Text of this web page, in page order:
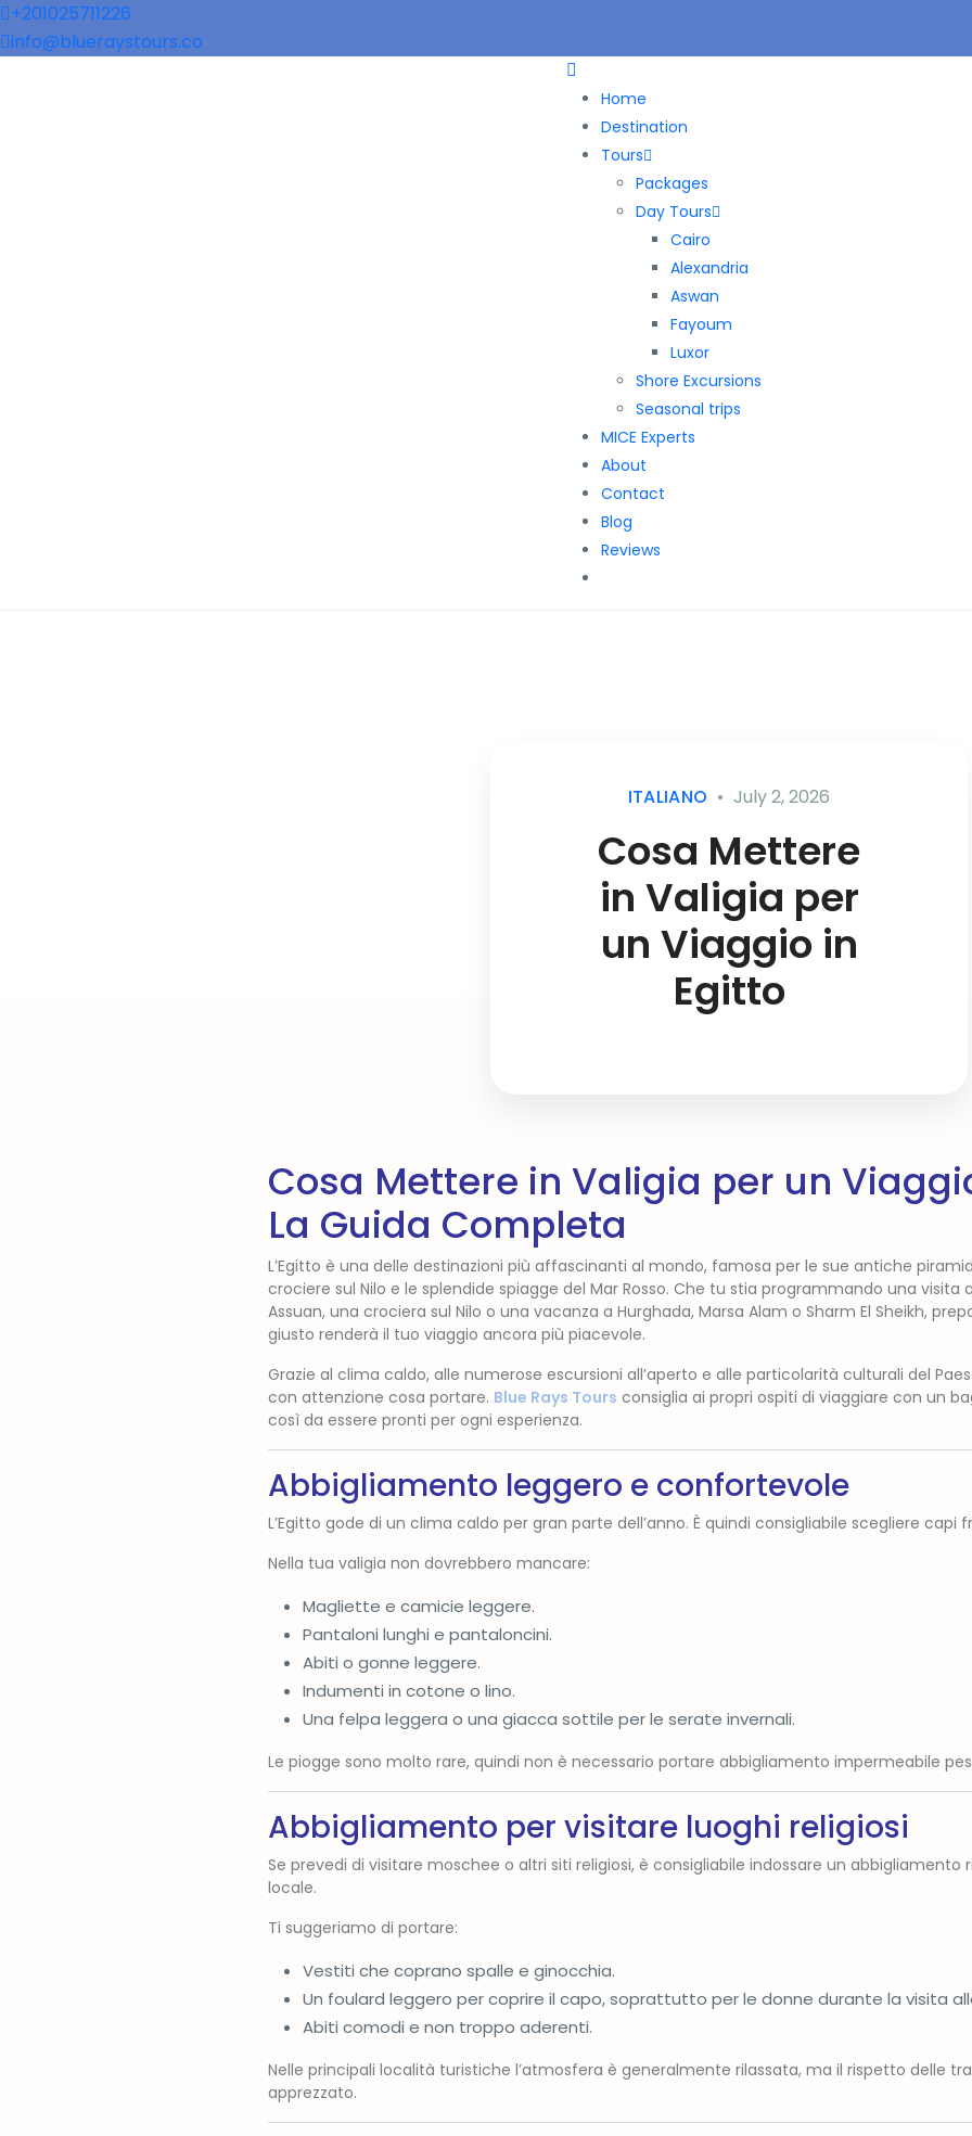
+201025711226
info@blueraystours.co
Home
Destination
Tours
Packages
Day Tours
Cairo
Alexandria
Aswan
Fayoum
Luxor
Shore Excursions
Seasonal trips
MICE Experts
About
Contact
Blog
Reviews
ITALIANO July 2, 2026
Cosa Mettere
in Valigia per
un Viaggio in
Egitto
Cosa Mettere in Valigia per un
La Guida Completa
L’Egitto è una delle destinazioni più affascinanti al mondo, famosa per le sue antiche
crociere sul Nilo e le splendide spiagge del Mar Rosso. Che tu stia programmando una visita
Assuan, una crociera sul Nilo o una vacanza a Hurghada, Marsa Alam o Sharm El Sheikh,
giusto renderà il tuo viaggio ancora più piacevole.
Grazie al clima caldo, alle numerose escursioni all’aperto e alle particolarità culturali del
con attenzione cosa portare. Blue Rays Tours consiglia ai propri ospiti di viaggiare con un
così da essere pronti per ogni esperienza.
Abbigliamento leggero e confortevole
L’Egitto gode di un clima caldo per gran parte dell’anno. È quindi consigliabile scegliere capi
Nella tua valigia non dovrebbero mancare:
Magliette e camicie leggere.
Pantaloni lunghi e pantaloncini.
Abiti o gonne leggere.
Indumenti in cotone o lino.
Una felpa leggera o una giacca sottile per le serate invernali.
Le piogge sono molto rare, quindi non è necessario portare abbigliamento impermeabile
Abbigliamento per visitare luoghi religiosi
Se prevedi di visitare moschee o altri siti religiosi, è consigliabile indossare un
locale.
Ti suggeriamo di portare:
Vestiti che coprano spalle e ginocchia.
Un foulard leggero per coprire il capo, soprattutto per le donne durante la visita
Abiti comodi e non troppo aderenti.
Nelle principali località turistiche l’atmosfera è generalmente rilassata, ma il rispetto delle
apprezzato.